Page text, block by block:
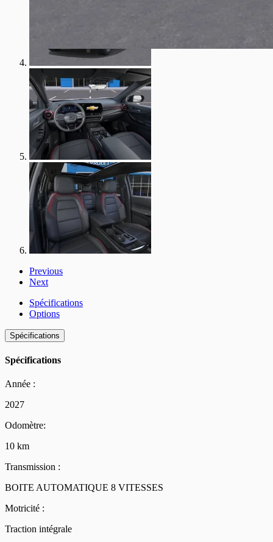
Previous
Next
Spécifications
Options
Spécifications
Spécifications
Année :
2027
Odomètre:
10 km
Transmission :
BOITE AUTOMATIQUE 8 VITESSES
Motricité :
Traction intégrale